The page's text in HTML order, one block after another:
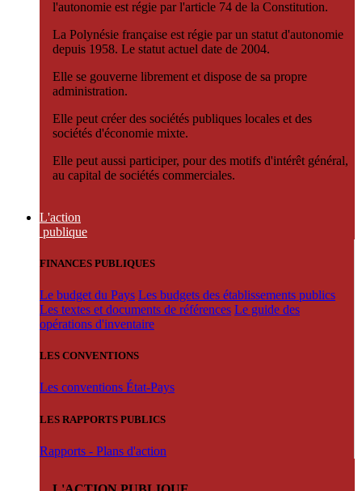
l'autonomie est régie par l'article 74 de la Constitution.
La Polynésie française est régie par un statut d'autonomie
depuis 1958. Le statut actuel date de 2004.
Elle se gouverne librement et dispose de sa propre
administration.
Elle peut créer des sociétés publiques locales et des
sociétés d'économie mixte.
Elle peut aussi participer, pour des motifs d'intérêt général,
au capital de sociétés commerciales.
L'action
publique
FINANCES PUBLIQUES
Le budget du Pays Les budgets des établissements publics
Les textes et documents de références Le guide des
opérations d'inventaire
LES CONVENTIONS
Les conventions État-Pays
LES RAPPORTS PUBLICS
Rapports - Plans d'action